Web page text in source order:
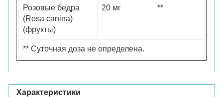
Розовые бедра
(Rosa canina)
(фрукты)
20 мг **
** Суточная доза не определена.
Характеристики